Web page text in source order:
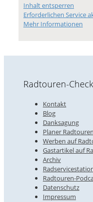
Inhalt entsperren
Erforderlichen Service
Mehr Informationen
Radtouren-
Kontakt
Blog
Danksagung
Planer
Werben auf
Gastartikel auf
Archiv
Radtouren-
Datenschutz
Impressum